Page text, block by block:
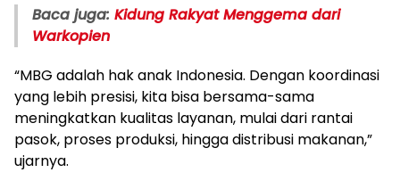
Baca juga: Kidung Rakyat Menggema dari
Warkopien
“MBG adalah hak anak Indonesia. Dengan koordinasi
yang lebih presisi, kita bisa bersama-sama
meningkatkan kualitas layanan, mulai dari rantai
pasok, proses produksi, hingga distribusi makanan,”
ujarnya.